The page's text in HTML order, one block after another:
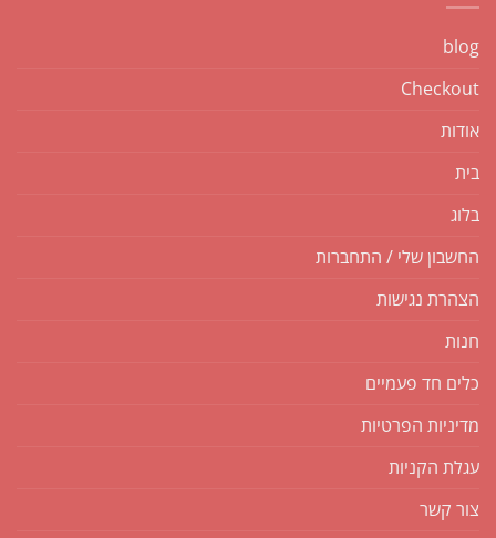
blog
Checkout
אודות
בית
בלוג
החשבון שלי / התחברות
הצהרת נגישות
חנות
כלים חד פעמיים
מדיניות הפרטיות
עגלת הקניות
צור קשר